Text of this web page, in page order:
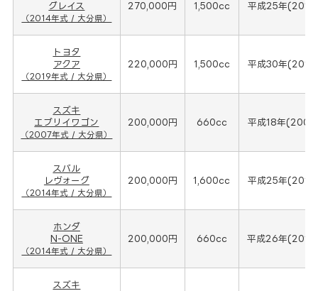
グレイス
（2014年式 / 大分県）
270,000円 1,500cc 平成25年(2014
トヨタ
アクア
（2019年式 / 大分県）
220,000円 1,500cc 平成30年(2019
スズキ
エブリイワゴン
（2007年式 / 大分県）
200,000円 660cc 平成18年(2007
スバル
レヴォーグ
（2014年式 / 大分県）
200,000円 1,600cc 平成25年(2014
ホンダ
N-ONE
（2014年式 / 大分県）
200,000円 660cc 平成26年(2014
スズキ